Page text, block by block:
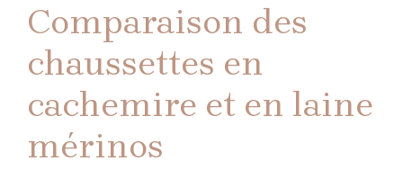
Comparaison des
chaussettes en
cachemire et en laine
mérinos